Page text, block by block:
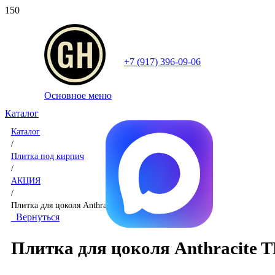
+7 (917) 396-09-06
Основное меню
Каталог
Каталог
/
Плитка под кирпич
/
АКЦИЯ
/
Плитка для цоколя Anthracite TERRABIG
Вернуться
Плитка для цоколя Anthracite